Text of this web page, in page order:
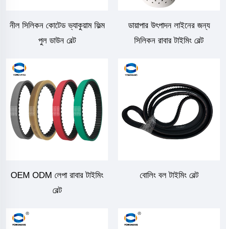
নীল সিলিকন কোটেড ভ্যাকুয়াম ফিল্ম
পুল ডাউন বেল্ট
ডায়াপার উৎপাদন লাইনের জন্য
সিলিকন রাবার টাইমিং বেল্ট
OEM ODM লেপা রাবার টাইমিং
বেল্ট
বোলিং বল টাইমিং বেল্ট